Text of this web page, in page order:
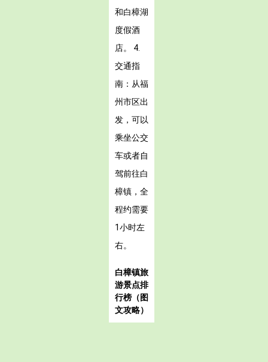
和白樟湖
度假酒
店。 4.
交通指
南：从福
州市区出
发，可以
乘坐公交
车或者自
驾前往白
樟镇，全
程约需要
1小时左
右。
白樟镇旅
游景点排
行榜（图
文攻略）